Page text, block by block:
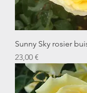
Sunny Sky rosier
Prix
23,00 €